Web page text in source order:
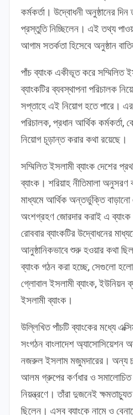
কর্মকর্তা। উদ্বোধনী অনুষ্ঠানের দিন
প্রস্তুতি নিচ্ছিলেন। এই তথ্য
আগাম সতর্কতা হিসেবে অনুষ্ঠান
পাঁচ ব্যাংক একীভূত করে সম্মিলিত
ব্যাংকটির ব্যবস্থাপনা পরিচালক
সপ্তাহে এই নিয়োগ হতে পারে।
পরিচালক, প্রধান আর্থিক কর্মকর্তা,
নিয়োগ চূড়ান্ত করার কথা রয়েছে।
সম্মিলিত ইসলামী ব্যাংক দেশের
ব্যাংক। শরিয়াহ নীতিমালা অনুসরণ
মাধ্যমে আর্থিক অন্তর্ভুক্তি বাড়ানো
অংশগ্রহণ জোরদার করাই এ
রোববার ব্যাংকটির উদ্বোধনের
আনুষ্ঠানিকভাবে শুরু হওয়ার কথা
ব্যাংক গঠন করা হচ্ছে, সেগুলো হলো
গ্লোবাল ইসলামী ব্যাংক, ইউনিয়ন
ইসলামী ব্যাংক।
উল্লিখিত পাঁচটি ব্যাংকের মধ্যে
সংগঠন বাংলাদেশ অ্যাসোসিয়েশন
নজরুল ইসলাম মজুমদারের। অন্য
আলম গ্রুপের কর্ণধার ও
নিয়ন্ত্রণে। তাঁরা দুজনেই ক্ষমতাচ্যুত
ছিলেন। এসব ব্যাংকে নামে ও